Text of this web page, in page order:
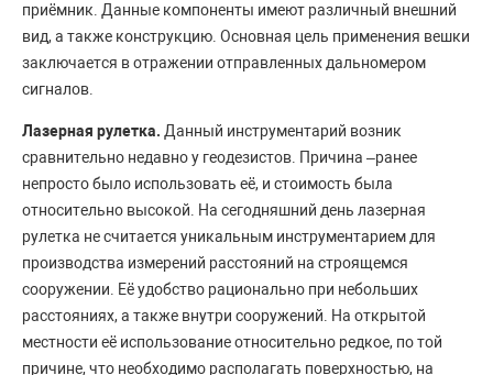
приёмник. Данные компоненты имеют различный внешний
вид, а также конструкцию. Основная цель применения вешки
заключается в отражении отправленных дальномером
сигналов.
Лазерная рулетка. Данный инструментарий возник
сравнительно недавно у геодезистов. Причина –ранее
непросто было использовать её, и стоимость была
относительно высокой. На сегодняшний день лазерная
рулетка не считается уникальным инструментарием для
производства измерений расстояний на строящемся
сооружении. Её удобство рационально при небольших
расстояниях, а также внутри сооружений. На открытой
местности её использование относительно редкое, по той
причине, что необходимо располагать поверхностью, на